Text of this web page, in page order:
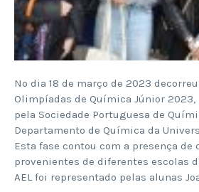
No dia 18 de março de 2023
Olimpíadas de Química Júnior 2023,
pela Sociedade Portuguesa de
Departamento de Química da
Esta fase contou com a presença de
provenientes de diferentes escolas
AEL foi representado pelas alunas